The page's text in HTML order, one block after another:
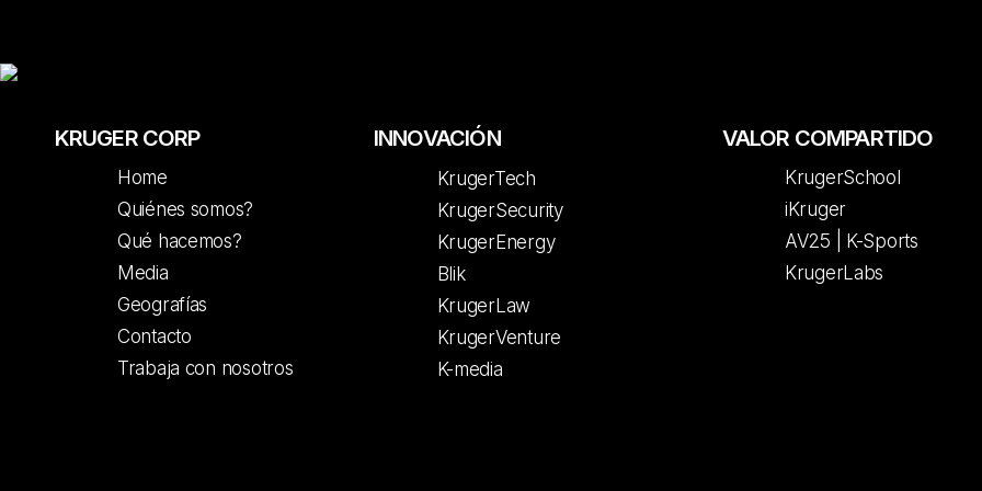
KRUGER CORP
Home
Quiénes somos?
Qué hacemos?
Media
Geografías
Contacto
Trabaja con nosotros
INNOVACIÓN
KrugerTech
KrugerSecurity
KrugerEnergy
Blik
KrugerLaw
KrugerVenture
K-media
VALOR COMPARTIDO
KrugerSchool
iKruger
AV25 | K-Sports
KrugerLabs